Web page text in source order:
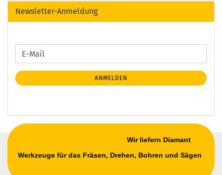
Newsletter-Anmeldung
WEITER
ZUR
NEWSLETTER-
ANMELDUNG
E-
Mail
ANMELDEN
Wir liefern Diamant
Werkzeuge für das Fräsen, Drehen, Bohren und Sägen